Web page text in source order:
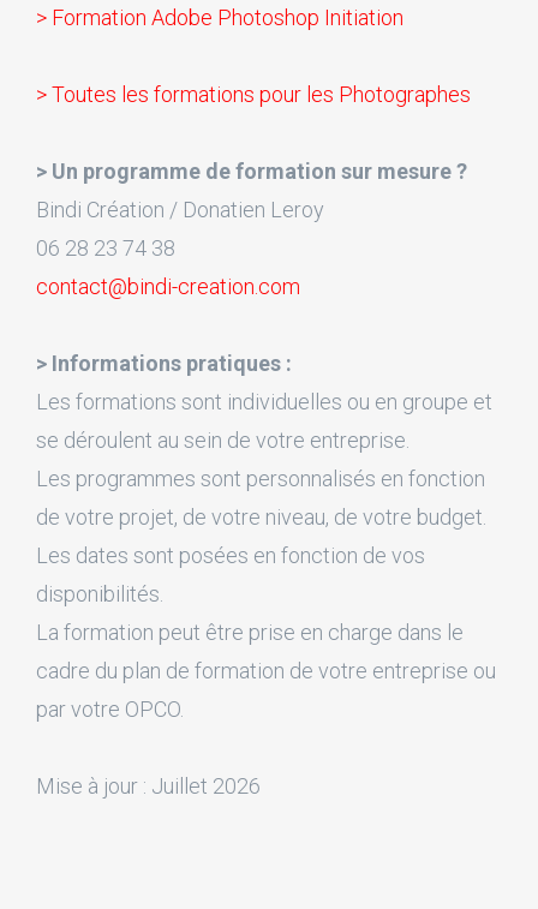
> Formation Adobe Photoshop Initiation
> Toutes les formations pour les Photographes
> Un programme de formation sur mesure ?
Bindi Création / Donatien Leroy
06 28 23 74 38
contact@bindi-creation.com
> Informations pratiques :
Les formations sont individuelles ou en groupe et
se déroulent au sein de votre entreprise.
Les programmes sont personnalisés en fonction
de votre projet, de votre niveau, de votre budget.
Les dates sont posées en fonction de vos
disponibilités.
La formation peut être prise en charge dans le
cadre du plan de formation de votre entreprise ou
par votre OPCO.
Mise à jour : Juillet 2026